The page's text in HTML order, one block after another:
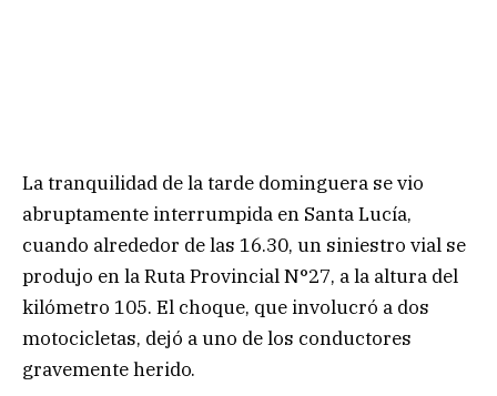
La tranquilidad de la tarde dominguera se vio
abruptamente interrumpida en Santa Lucía,
cuando alrededor de las 16.30, un siniestro vial se
produjo en la Ruta Provincial N°27, a la altura del
kilómetro 105. El choque, que involucró a dos
motocicletas, dejó a uno de los conductores
gravemente herido.